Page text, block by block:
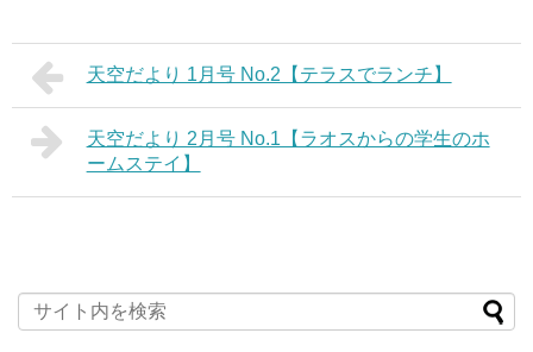
天空だより 1月号 No.2【テラスでランチ】
天空だより 2月号 No.1【ラオスからの学生のホ
ームステイ】